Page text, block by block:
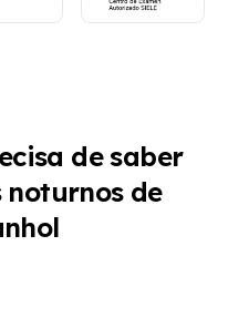
de saber
noturnos de